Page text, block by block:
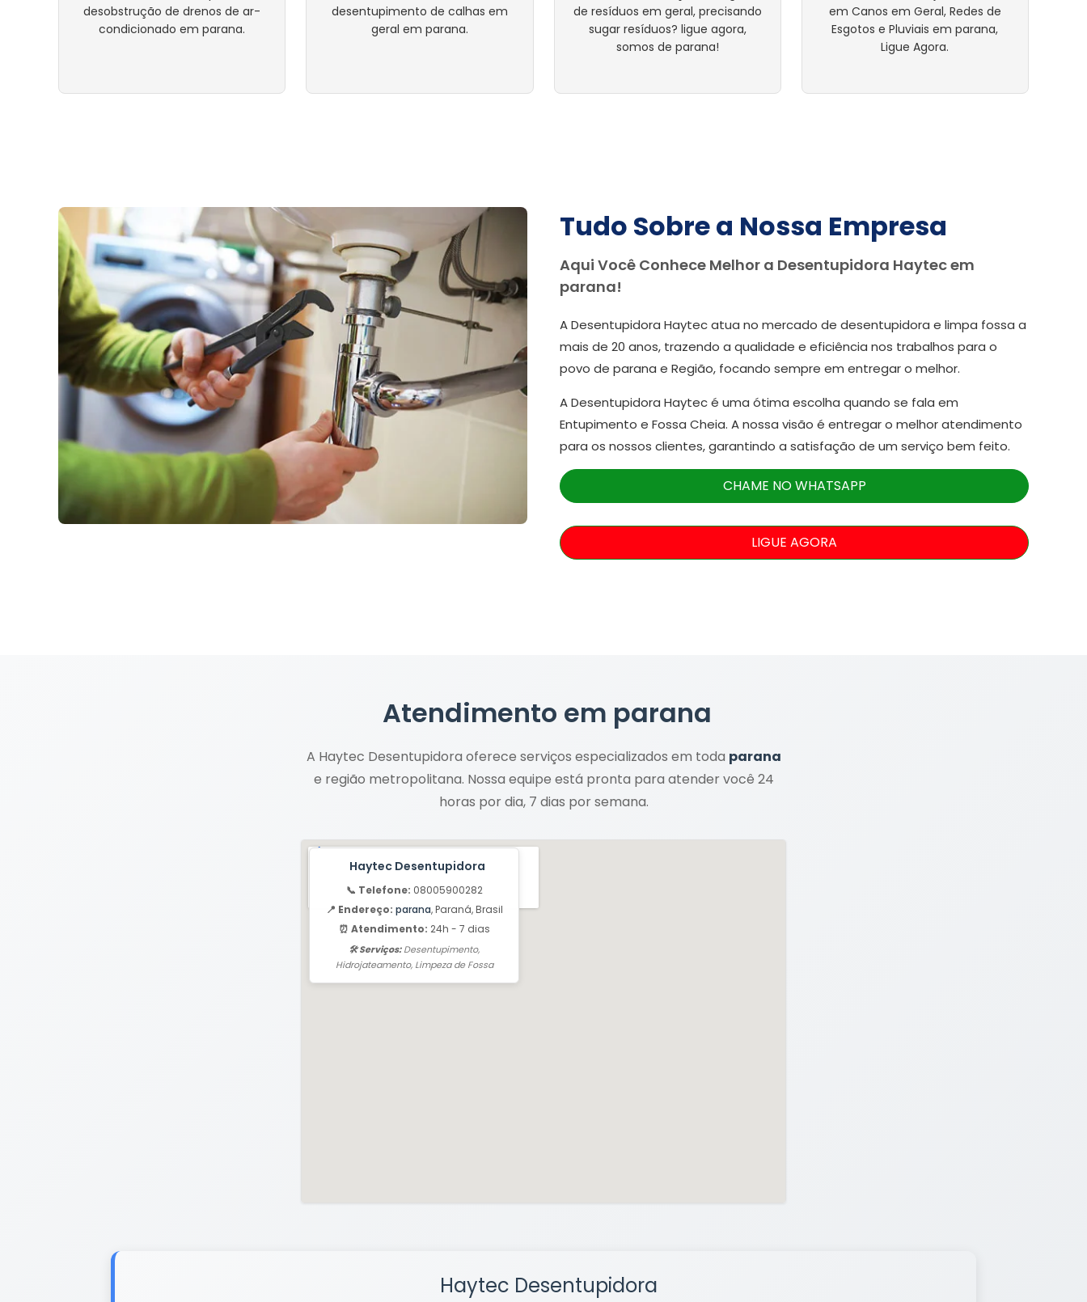
desobstrução de drenos de ar-
condicionado em parana.
desentupimento de calhas em
geral em parana.
de resíduos em geral, precisando
sugar resíduos? ligue agora,
somos de parana!
em Canos em Geral, Redes de
Esgotos e Pluviais em parana,
Ligue Agora.
Tudo Sobre a Nossa Empresa
Aqui Você Conhece Melhor a Desentupidora Haytec em
parana!
A Desentupidora Haytec atua no mercado de desentupidora e limpa fossa a
mais de 20 anos, trazendo a qualidade e eficiência nos trabalhos para o
povo de parana e Região, focando sempre em entregar o melhor.
A Desentupidora Haytec é uma ótima escolha quando se fala em
Entupimento e Fossa Cheia. A nossa visão é entregar o melhor atendimento
para os nossos clientes, garantindo a satisfação de um serviço bem feito.
CHAME NO WHATSAPP
LIGUE AGORA
Atendimento em parana
A Haytec Desentupidora oferece serviços especializados em toda parana
e região metropolitana. Nossa equipe está pronta para atender você 24
horas por dia, 7 dias por semana.
Haytec Desentupidora
📞 Telefone: 08005900282
📍 Endereço: parana, Paraná, Brasil
⏰ Atendimento: 24h - 7 dias
🛠️ Serviços:Desentupimento,
Hidrojateamento, Limpeza de Fossa
Haytec Desentupidora